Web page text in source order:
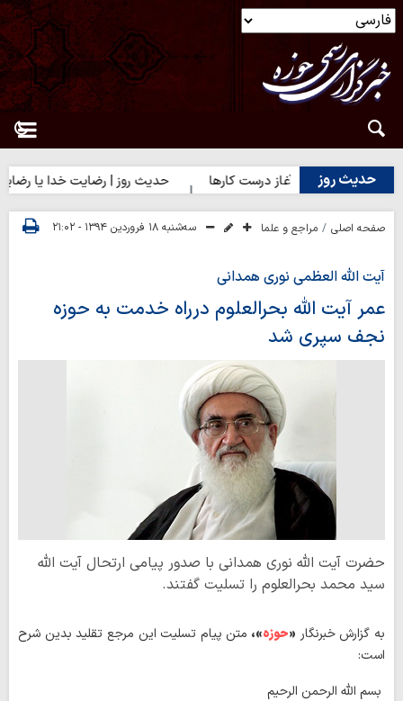
حدیث روز
حدیث روز | آغاز درست کارها حدیث روز | رضایت خدا یا رضایت مردم؟
صفحه اصلی مراجع و علما سه‌شنبه ۱۸ فروردین ۱۳۹۴ - ۲۱:۰۲
آیت الله العظمی نوری همدانی
عمر آیت الله بحرالعلوم درراه خدمت به حوزه
نجف سپری شد
حضرت آیت الله نوری همدانی با صدور پیامی ارتحال آیت الله
سید محمد بحرالعلوم را تسلیت گفتند.
به گزارش خبرنگار «حوزه»، متن پیام تسلیت این مرجع تقلید بدین شرح
است:
بسم اللّه الرحمن الرحیم